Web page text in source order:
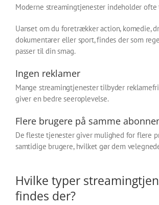
Moderne streamingtjenester indeholder
Uanset om du foretrækker action, komedie,
dokumentarer eller sport, findes der som
passer til din smag.
Ingen reklamer
Mange streamingtjenester tilbyder
giver en bedre seeroplevelse.
Flere brugere på samme
De fleste tjenester giver mulighed for flere
samtidige brugere, hvilket gør dem
Hvilke typer
findes der?